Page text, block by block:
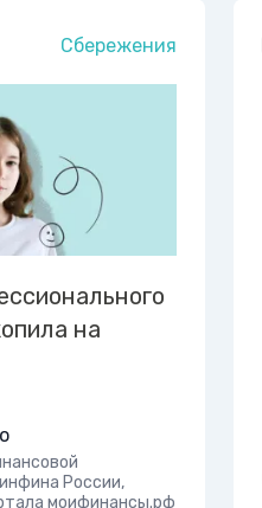
Сбережения
на
России,
моифинансы.рф